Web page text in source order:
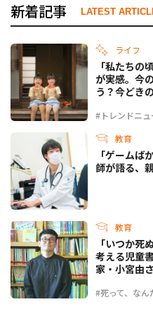
新着記事 LATEST
ライフ
#トレンドニュ
「私たち
が実感。今
う？今どき
教育
「ゲームば
師が語る、
教育
#死って、なん
「いつか死
考える児童
家・小宮由